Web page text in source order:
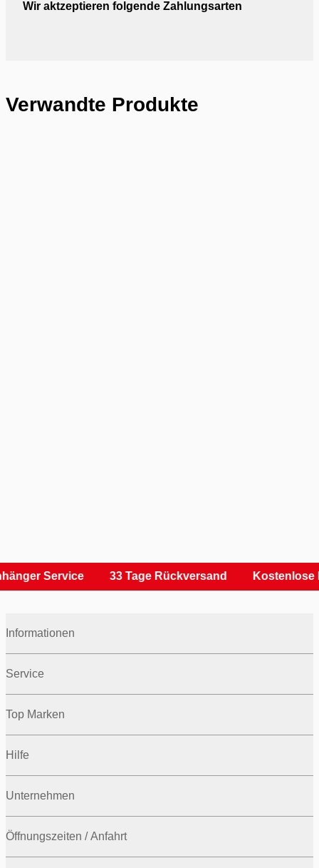
Wir aktzeptieren folgende Zahlungsarten
Verwandte Produkte
Service 33 Tage Rückversand Kostenlose
Informationen
Service
Top Marken
Hilfe
Unternehmen
Öffnungszeiten / Anfahrt